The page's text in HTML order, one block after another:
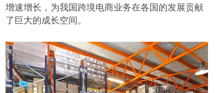
增速增长，为我国跨境电商业务在各国的发展贡献
了巨大的成长空间。